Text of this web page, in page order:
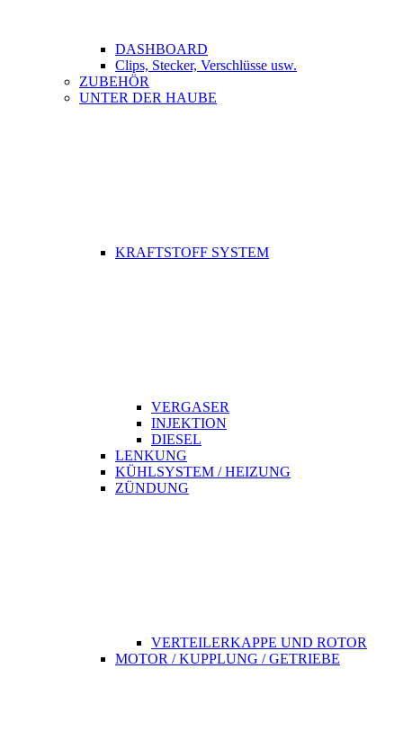
DASHBOARD
Clips, Stecker, Verschlüsse usw.
ZUBEHÖR
UNTER DER HAUBE
KRAFTSTOFF SYSTEM
VERGASER
INJEKTION
DIESEL
LENKUNG
KÜHLSYSTEM / HEIZUNG
ZÜNDUNG
VERTEILERKAPPE UND ROTOR
MOTOR / KUPPLUNG / GETRIEBE